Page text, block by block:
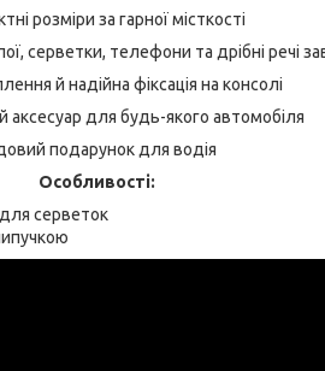
розміри за гарної місткості
серветки, телефони та дрібні речі
й надійна фіксація на консолі
аксесуар для будь-якого автомобіля
подарунок для водія
Особливості:
для серветок